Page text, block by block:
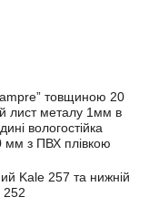
товщиною 20
лист металу 1мм в
вологостійка
з ПВХ плівкою
Kale 257 та нижній
252